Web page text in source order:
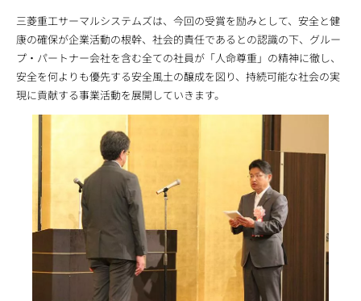
三菱重工サーマルシステムズは、今回の受賞を励みとして、安全と健
康の確保が企業活動の根幹、社会的責任であるとの認識の下、グルー
プ・パートナー会社を含む全ての社員が「人命尊重」の精神に徹し、
安全を何よりも優先する安全風土の醸成を図り、持続可能な社会の実
現に貢献する事業活動を展開していきます。